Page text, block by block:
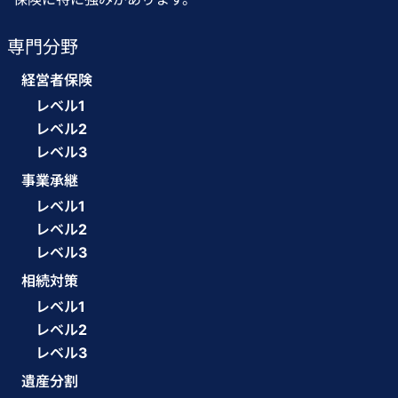
専門分野
経営者保険
レベル1
レベル2
レベル3
事業承継
レベル1
レベル2
レベル3
相続対策
レベル1
レベル2
レベル3
遺産分割